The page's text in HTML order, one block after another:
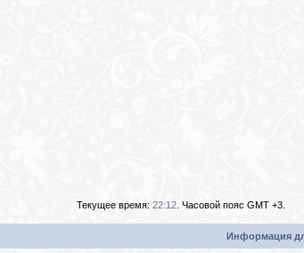
Текущее время: 22:12 . Часовой пояс GMT +3.
Информация